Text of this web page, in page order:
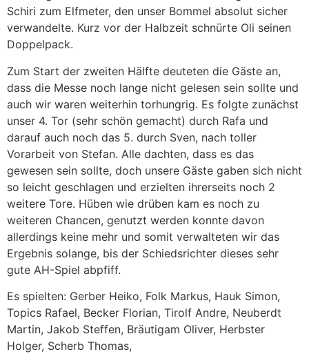
Schiri zum Elfmeter, den unser Bommel absolut sicher
verwandelte. Kurz vor der Halbzeit schnürte Oli seinen
Doppelpack.
Zum Start der zweiten Hälfte deuteten die Gäste an,
dass die Messe noch lange nicht gelesen sein sollte und
auch wir waren weiterhin torhungrig. Es folgte zunächst
unser 4. Tor (sehr schön gemacht) durch Rafa und
darauf auch noch das 5. durch Sven, nach toller
Vorarbeit von Stefan. Alle dachten, dass es das
gewesen sein sollte, doch unsere Gäste gaben sich nicht
so leicht geschlagen und erzielten ihrerseits noch 2
weitere Tore. Hüben wie drüben kam es noch zu
weiteren Chancen, genutzt werden konnte davon
allerdings keine mehr und somit verwalteten wir das
Ergebnis solange, bis der Schiedsrichter dieses sehr
gute AH-Spiel abpfiff.
Es spielten: Gerber Heiko, Folk Markus, Hauk Simon,
Topics Rafael, Becker Florian, Tirolf Andre, Neuberdt
Martin, Jakob Steffen, Bräutigam Oliver, Herbster
Holger, Scherb Thomas,